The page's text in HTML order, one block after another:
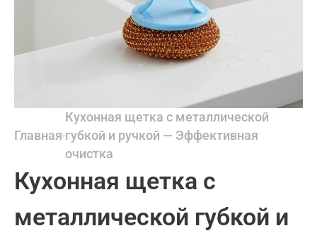
Главная
Кухонная щетка с металлической
губкой и ручкой — Эффективная
очистка
Кухонная щетка с
металлической губкой и